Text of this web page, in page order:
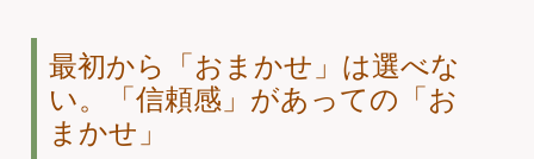
最初から「おまかせ」は選べな
い。「信頼感」があっての「お
まかせ」